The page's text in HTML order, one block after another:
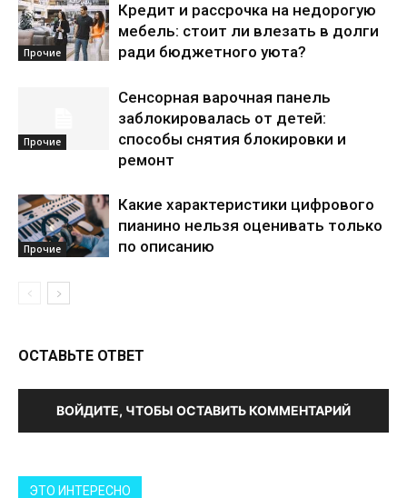
Прочие
Кредит и рассрочка на недорогую
мебель: стоит ли влезать в долги
ради бюджетного уюта?
Прочие
Сенсорная варочная панель
заблокировалась от детей:
способы снятия блокировки и
ремонт
Прочие
Какие характеристики цифрового
пианино нельзя оценивать только
по описанию
ОСТАВЬТЕ ОТВЕТ
ВОЙДИТЕ, ЧТОБЫ ОСТАВИТЬ КОММЕНТАРИЙ
ЭТО ИНТЕРЕСНО